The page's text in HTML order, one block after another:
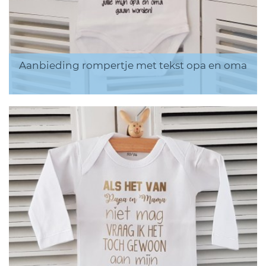
Aanbieding rompertje met tekst opa en oma